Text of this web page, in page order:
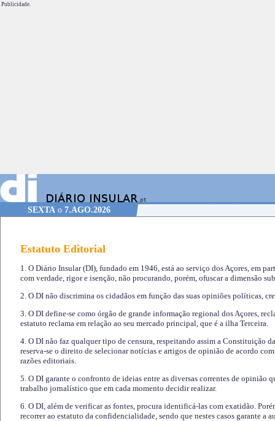
Publicidade.
SEXTA o 7.AGO.2026
Estatuto Editorial
1. O Diário Insular (DI), fundado em 1946, está ao serviço dos Açores, em
com verdade, rigor e isenção, não procurando, porém, ofuscar a dimensão
2. O DI não discrimina os cidadãos em função das suas opiniões políticas,
3. O DI define-se como órgão de grande informação regional dos Açores,
estatuto reclama em relação ao seu mercado principal, que é a ilha Terceira.
4. O DI não faz qualquer tipo de censura, respeitando assim a Constituição
reserva-se o direito de selecionar notícias e artigos de opinião de acordo
razões editoriais.
5. O DI garante o confronto de ideias entre as diversas correntes de opinião
trabalho jornalístico que em cada momento decidir realizar.
6. O DI, além de verificar as fontes, procura identificá-las com exatidão.
recorrer ao estatuto da confidencialidade, sendo que nestes casos garante a